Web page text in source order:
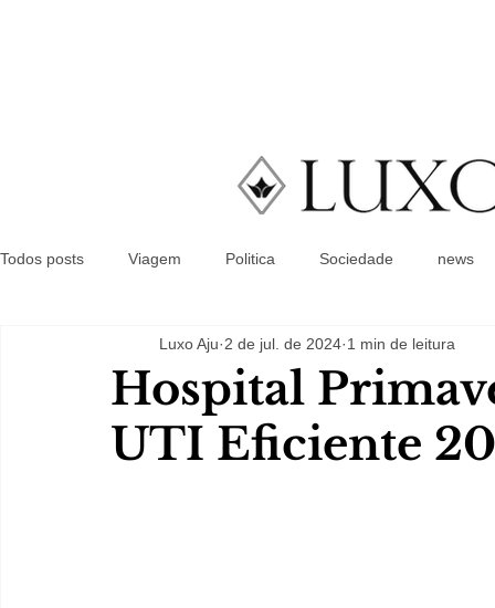
Todos posts Viagem Politica Sociedade news
Hospital
UTI Eficiente
Luxo Aju 2 de jul. de 2024 1 min de leitura